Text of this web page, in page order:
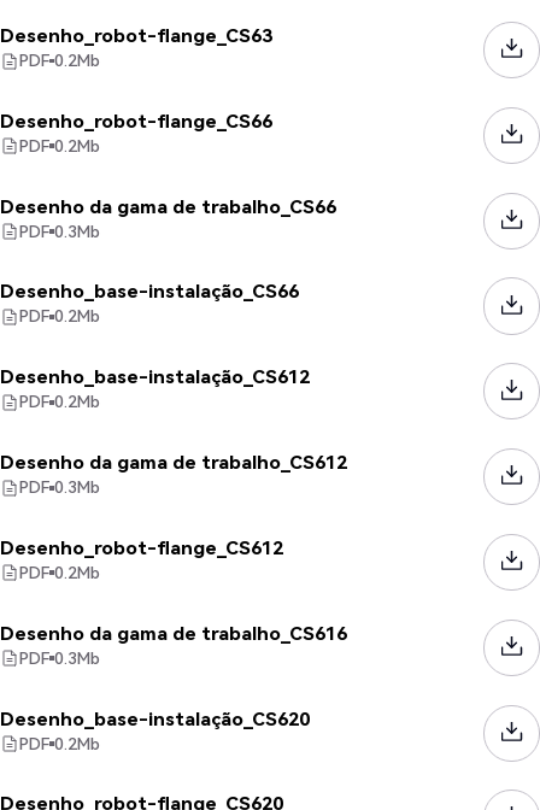
Desenho_robot-flange_CS63
PDF 0.2Mb
Desenho_robot-flange_CS66
PDF 0.2Mb
Desenho da gama de trabalho_CS66
PDF 0.3Mb
Desenho_base-instalação_CS66
PDF 0.2Mb
Desenho_base-instalação_CS612
PDF 0.2Mb
Desenho da gama de trabalho_CS612
PDF 0.3Mb
Desenho_robot-flange_CS612
PDF 0.2Mb
Desenho da gama de trabalho_CS616
PDF 0.3Mb
Desenho_base-instalação_CS620
PDF 0.2Mb
Desenho_robot-flange_CS620